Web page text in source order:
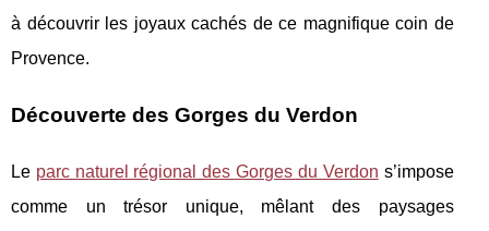
à découvrir les joyaux cachés de ce magnifique coin de
Provence.
Découverte des Gorges du Verdon
Le parc naturel régional des Gorges du Verdon s’impose
comme un trésor unique, mêlant des paysages